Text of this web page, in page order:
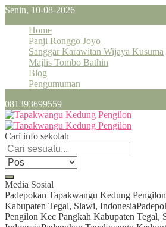
Senin, 10-08-2026
Home
Panji Ronggo Joyo
Sanggar Karawitan Wijaya Kusuma
Majlis Tombo Bathin
Blog
Pengumuman
081393699559
Cari info sekolah
Media Sosial
Padepokan Tapakwangu Kedung
Kabupaten Tegal, Slawi, Indonesia
Pengilon Kec Pangkah Kabupaten Tegal,